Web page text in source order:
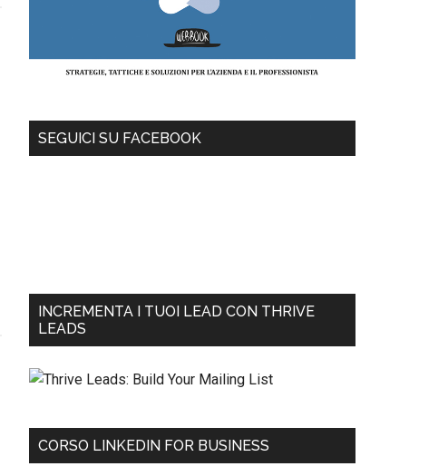
SEGUICI SU FACEBOOK
INCREMENTA I TUOI LEAD CON THRIVE
LEADS
CORSO LINKEDIN FOR BUSINESS